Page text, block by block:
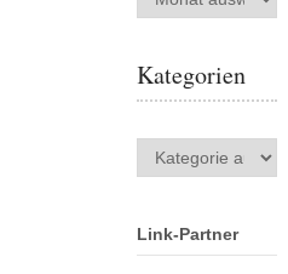
Kategorien
Kategorien
Link-Partner